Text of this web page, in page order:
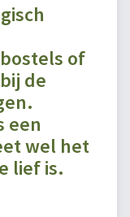
of
de
een
wel het
lief is.